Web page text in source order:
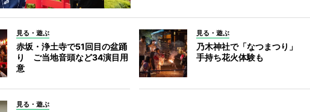
見る・遊ぶ
赤坂・浄土寺で51回目の盆踊
り ご当地音頭など34演目用
意
見る・遊ぶ
乃木神社で「なつまつり」
手持ち花火体験も
見る・遊ぶ